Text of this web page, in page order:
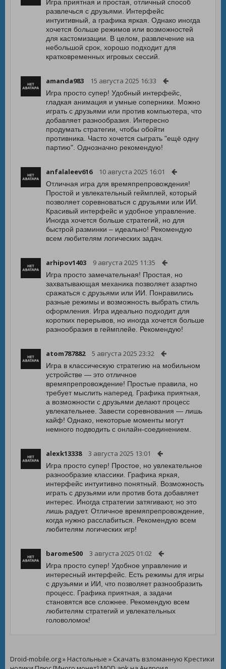
Игра приятная и простая, отличный способ
развлечься с друзьями. Интерфейс
интуитивный, а графика яркая. Однако иногда
хочется больше режимов или возможностей
для кастомизации. В целом, развлечение на
небольшой срок, хорошо подходит для
кратковременных игровых сессий.
amanda983 15 августа 2025 16:33
Игра просто супер! Удобный интерфейс,
гладкая анимация и умные соперники. Можно
играть с друзьями или против компьютера, что
добавляет разнообразия. Интересно
продумать стратегии, чтобы обойти
противника. Часто хочется сыграть "ещё одну
партию". Однозначно рекомендую!
anfalaleev616 10 августа 2025 16:01
Отличная игра для времяпрепровождения!
Простой и увлекательный геймплей, который
позволяет соревноваться с друзьями или ИИ.
Красивый интерфейс и удобное управление.
Иногда хочется больше стратегий, но для
быстрой разминки – идеально! Рекомендую
всем любителям логических задач.
arhipov1403 9 августа 2025 11:35
Игра просто замечательная! Простая, но
захватывающая механика позволяет азартно
сражаться с друзьями или ИИ. Понравились
разные режимы и возможность выбрать стиль
оформления. Игра идеально подходит для
коротких перерывов, но иногда хочется больше
разнообразия в геймплейе. Рекомендую!
atom787882 5 августа 2025 23:32
Игра в классическую стратегию на мобильном
устройстве — это отличное
времяпрепровождение! Простые правила, но
требует мыслить наперед. Графика приятная,
а возможности с друзьями делают процесс
увлекательнее. Завести соревнования — лишь
кайф! Однако, некоторые моменты могут
немного подводить с онлайн-соединением.
alexk13338 3 августа 2025 13:01
Игра просто супер! Простое, но увлекательное
разнообразие классики. Графика яркая,
интерфейс интуитивно понятный. Возможность
играть с друзьями или против бота добавляет
интерес. Иногда стратегии затягивают, но это
лишь радует. Отличное времяпрепровождение,
когда нужно расслабиться. Рекомендую всем
любителям логических игр!
barome500 3 августа 2025 01:02
Игра просто супер! Удобное управление и
интересный интерфейс. Есть режимы для игры
с друзьями и ИИ, что позволяет разнообразить
процесс. Графика приятная, а задачи
становятся все сложнее. Рекомендую всем
любителям стратегий и увлекательных
головоломок!
Droid-mobile.org» Настольные » Скачать взломанную Крестики